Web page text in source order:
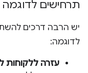
תרחישים לדוגמה
לדוגמה:
עזרה ללקוחות